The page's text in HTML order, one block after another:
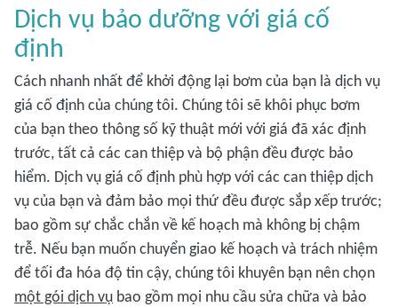
Dịch vụ bảo dưỡng với giá cố
định
Cách nhanh nhất để khởi động lại bơm của bạn là dịch vụ
giá cố định của chúng tôi. Chúng tôi sẽ khôi phục bơm
của bạn theo thông số kỹ thuật mới với giá đã xác định
trước, tất cả các can thiệp và bộ phận đều được bảo
hiểm. Dịch vụ giá cố định phù hợp với các can thiệp dịch
vụ của bạn và đảm bảo mọi thứ đều được sắp xếp trước;
bao gồm sự chắc chắn về kế hoạch mà không bị chậm
trễ. Nếu bạn muốn chuyển giao kế hoạch và trách nhiệm
để tối đa hóa độ tin cậy, chúng tôi khuyên bạn nên chọn
một gói dịch vụ bao gồm mọi nhu cầu sửa chữa và bảo